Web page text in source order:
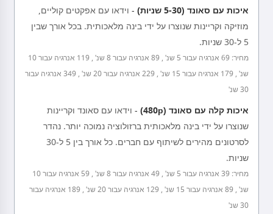
איכות עם סאונד (5-30 שניות) -וידאו עם אפקטים קוליים,
מוזיקה וקריינות שנוצרו על ידי בינה מלאכותית. בכל אורך שבין
5 ל-30 שניות.
מחיר: 69 אנרגיה עבור 5 שנ' , 89 אנרגיה עבור 8 שנ' , 119 אנרגיה עבור 10
שנ' , 179 אנרגיה עבור 15 שנ' , 229 אנרגיה עבור 20 שנ' , 349 אנרגיה עבור
30 שנ'
איכות קלה עם סאונד (480p) -וידאו עם סאונד וקריינות
שנוצרו על ידי בינה מלאכותית ברזולוציה נמוכה יותר. נהדר
לסרטונים מהירים לשיתוף עם חברים. כל אורך בין 5 ל-30
שניות.
מחיר: 39 אנרגיה עבור 5 שנ' , 49 אנרגיה עבור 8 שנ' , 59 אנרגיה עבור 10
שנ' , 89 אנרגיה עבור 15 שנ' , 129 אנרגיה עבור 20 שנ' , 189 אנרגיה עבור
30 שנ'